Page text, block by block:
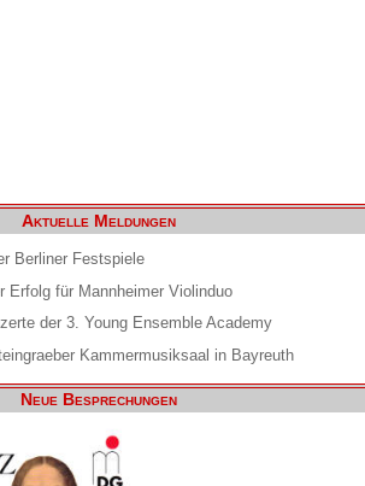
Aktuelle Meldungen
Berliner Festspiele
Erfolg für Mannheimer Violinduo
der 3. Young Ensemble Academy
Kammermusiksaal in Bayreuth
Neue Besprechungen